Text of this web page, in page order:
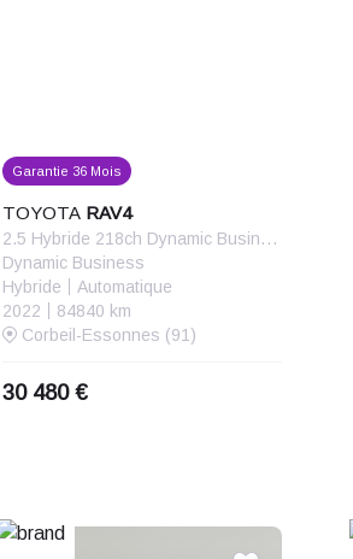
Garantie 36 Mois
TOYOTA RAV4
2.5 Hybride 218ch Dynamic Business 2WD + Programme Beyond Zero Academy MY22
Dynamic Business
Hybride
Automatique
2022
84840 km
Corbeil-Essonnes (91)
30 480 €